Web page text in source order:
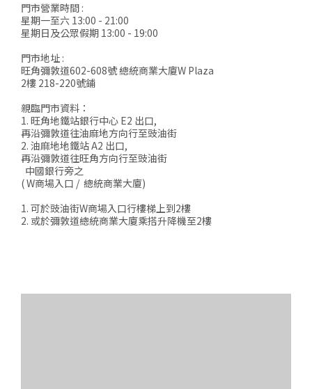
門市營業時間 :
星期一至六 13:00 - 21:00
星期日及公眾假期 13:00 - 19:00
門市地址 :
旺角彌敦道602-608號 總統商業大廈W Plaza
2樓 218-220號鋪
親臨門市資料：
1. 旺角地鐵站銀行中心 E2 出口,
再沿彌敦道往油麻地方向行至豉油街
2. 油麻地地鐵站 A2 出口,
再沿彌敦道往旺角方向行至豉油街
中國銀行旁之
( W商場入口 / 總統商業大廈)
1. 可於豉油街W商場入口行樓梯上到2樓
2. 或於彌敦道總統商業大廈乘搭升降機至2樓